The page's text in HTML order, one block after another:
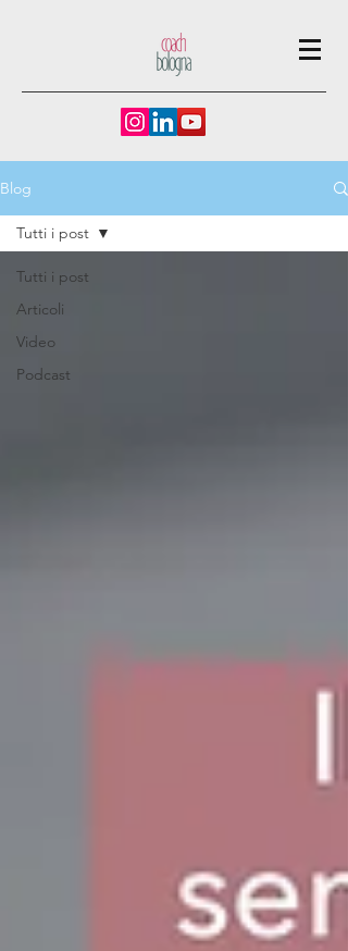
Blog
Tutti i post
Articoli
Video
Podcast
Tutti i post